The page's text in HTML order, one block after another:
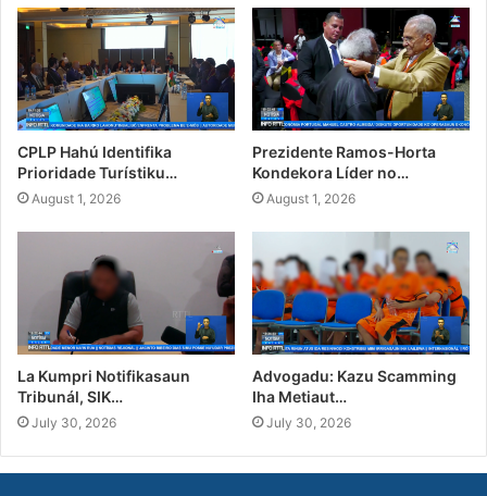
CPLP Hahú Identifika
Prioridade Turístiku…
August 1, 2026
Prezidente Ramos-Horta
Kondekora Líder no…
August 1, 2026
La Kumpri Notifikasaun
Tribunál, SIK…
July 30, 2026
Advogadu: Kazu Scamming
Iha Metiaut…
July 30, 2026